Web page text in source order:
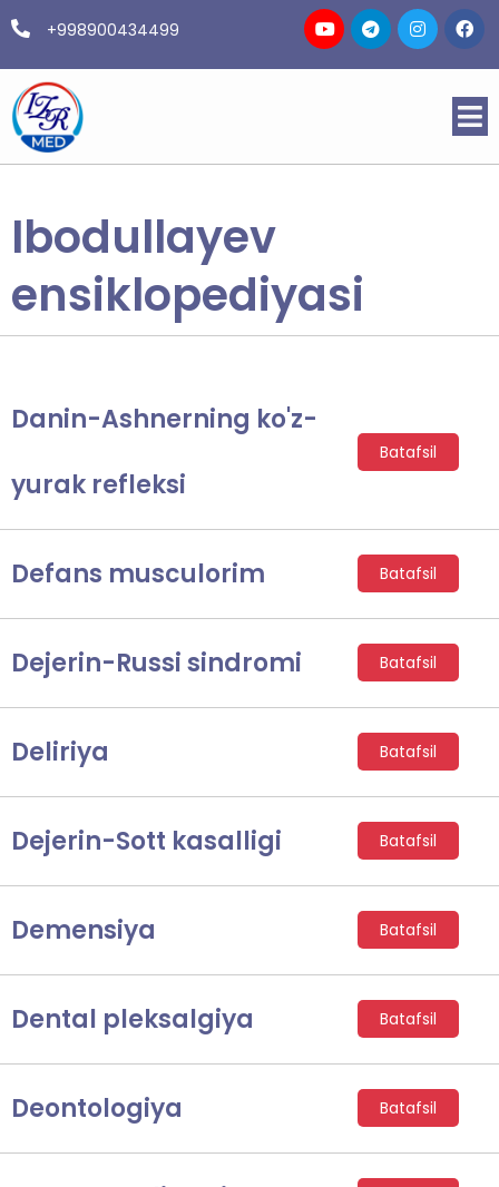
+998900434499
Ibodullayev
ensiklopediyasi
Danin-Ashnerning ko'z-
yurak refleksi
Batafsil
Defans musculorim Batafsil
Dejerin-Russi sindromi Batafsil
Deliriya Batafsil
Dejerin-Sott kasalligi Batafsil
Demensiya Batafsil
Dental pleksalgiya Batafsil
Deontologiya Batafsil